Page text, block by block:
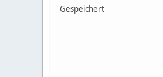
Gespeichert